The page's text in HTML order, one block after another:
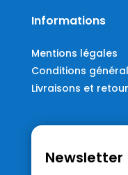
Informations
Mentions légales
Conditions
Livraisons et
Newsletter